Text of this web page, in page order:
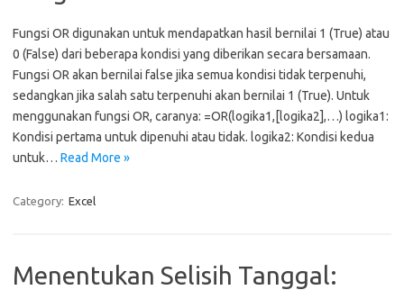
Fungsi OR digunakan untuk mendapatkan hasil bernilai 1 (True) atau
0 (False) dari beberapa kondisi yang diberikan secara bersamaan.
Fungsi OR akan bernilai false jika semua kondisi tidak terpenuhi,
sedangkan jika salah satu terpenuhi akan bernilai 1 (True). Untuk
menggunakan fungsi OR, caranya: =OR(logika1,[logika2],…) logika1:
Kondisi pertama untuk dipenuhi atau tidak. logika2: Kondisi kedua
untuk… Read More »
Category: Excel
Menentukan Selisih Tanggal: